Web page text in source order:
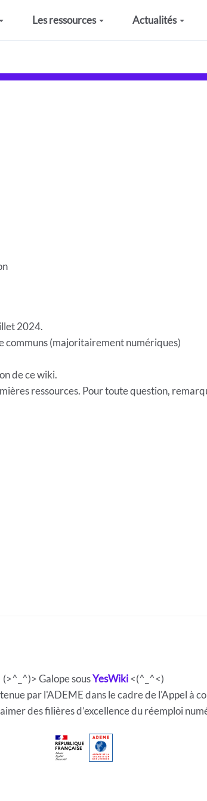
Les ressources Actualités
2024.
communs (majoritairement numériques)
de ce wiki.
ressources. Pour toute question,
(>^_^)> Galope sousYesWiki<(^_^<)
par l'ADEME dans le cadre de l'Appel à
des filières d’excellence du réemploi